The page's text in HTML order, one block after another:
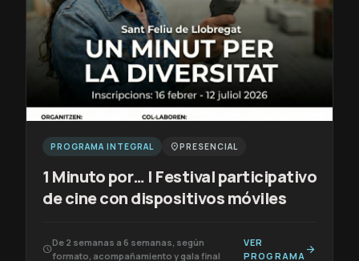
PROGRAMA INTEGRAL location_onPRESENCIAL
1 Minuto por… | Festival participativo
de cine con dispositivos móviles
schedule
De 2 semanas a 6 semanas, según
formato, acompañamiento y gala final
VER
PROGRAMA
arrow_forward